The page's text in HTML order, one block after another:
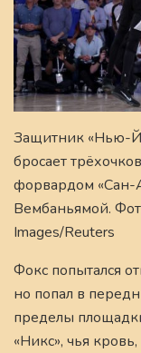
Защитник «Нью-
бросает
форвардом «Сан-
Вембаньямой.
Images/Reuters
Фокс попытался
но попал в
пределы
«Никс», чья